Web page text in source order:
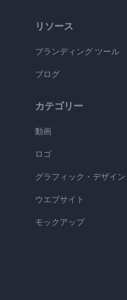
リソース
ブランディング ツール
ブログ
カテゴリー
動画
ロゴ
グラフィック・デザイン
ウエブサイト
モックアップ